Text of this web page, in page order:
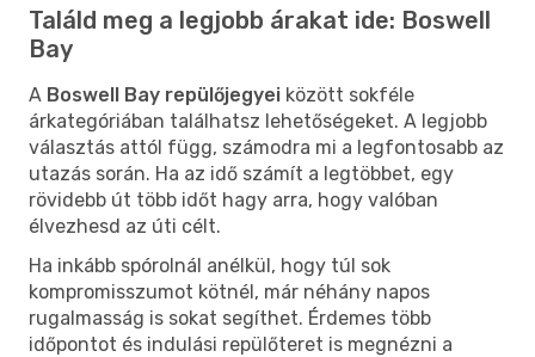
Találd meg a legjobb árakat ide: Boswell
Bay
A Boswell Bay repülőjegyei között sokféle
árkategóriában találhatsz lehetőségeket. A legjobb
választás attól függ, számodra mi a legfontosabb az
utazás során. Ha az idő számít a legtöbbet, egy
rövidebb út több időt hagy arra, hogy valóban
élvezhesd az úti célt.
Ha inkább spórolnál anélkül, hogy túl sok
kompromisszumot kötnél, már néhány napos
rugalmasság is sokat segíthet. Érdemes több
időpontot és indulási repülőteret is megnézni a